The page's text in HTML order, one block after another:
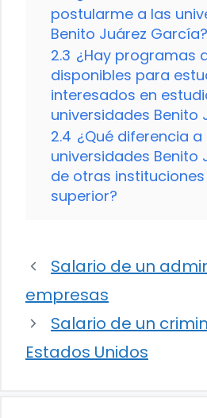
postularme a las
Benito Juárez García?
2.3 ¿Hay programas
disponibles para
interesados en
universidades Benito
2.4 ¿Qué diferencia a
universidades Benito
de otras
superior?
Salario de un
empresas
Salario de un
Estados Unidos